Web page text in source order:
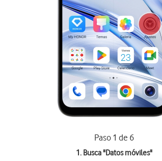
Paso 1 de 6
1. Busca "Datos móviles"